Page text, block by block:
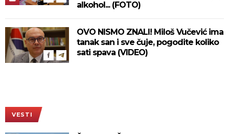
alkohol... (FOTO)
OVO NISMO ZNALI! Miloš Vučević ima
tanak san i sve čuje, pogodite koliko
sati spava (VIDEO)
VESTI